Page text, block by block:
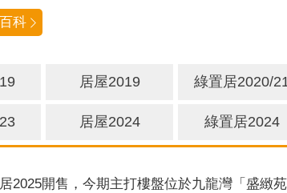
科
居屋2019 綠置居2020/
居屋2024 綠置居2024
2025開售，今期主打樓盤位於九龍灣「盛緻